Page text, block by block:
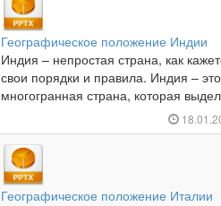
Географическое положение Индии
Индия – непростая страна, как
свои порядки и правила. Индия –
многогранная страна, которая
Географическое положение Италии